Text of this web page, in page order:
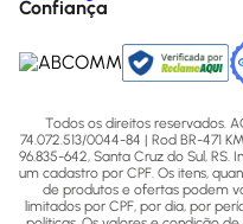
Confiança
Todos os direitos reservados.
74.072.513/0044-84 | Rod BR-471
96.835-642, Santa Cruz do Sul,
um cadastro por CPF. Os itens,
de produtos e ofertas podem
limitados por CPF, por dia, por